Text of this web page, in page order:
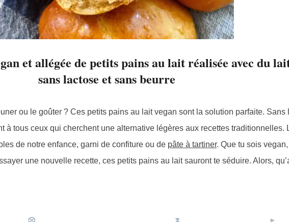
et allégée de petits pains au lait réalisée avec du
sans lactose et sans beurre
ou le goûter ? Ces petits pains au lait vegan sont la solution parfaite. Sans
à tous ceux qui cherchent une alternative légères aux recettes traditionnelles.
de notre enfance, garni de confiture ou de pâte à tartiner. Que tu sois
une nouvelle recette, ces petits pains au lait sauront te séduire. Alors,
⨂
⧗
►